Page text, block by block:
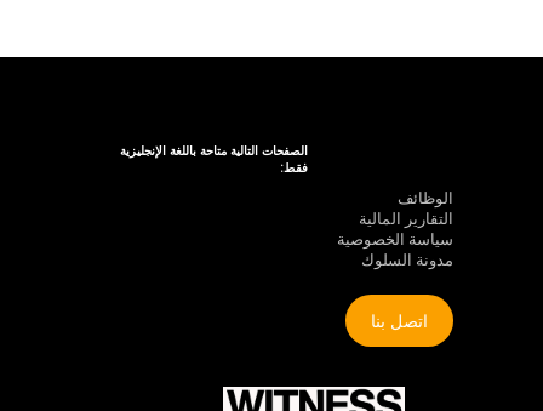
الصفحات التالية متاحة باللغة الإنجليزية
فقط:
الوظائف
التقارير المالية
سياسة الخصوصية
مدونة السلوك
اتصل بنا